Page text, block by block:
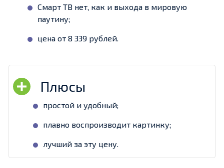
Смарт ТВ нет, как и выхода в мировую
паутину;
цена от 8 339 рублей.
простой и удобный;
плавно воспроизводит картинку;
лучший за эту цену.